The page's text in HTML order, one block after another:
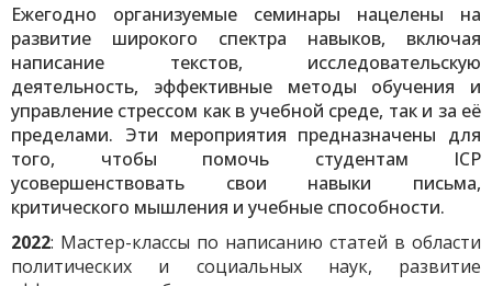
Ежегодно организуемые семинары нацелены на
развитие широкого спектра навыков, включая
написание текстов, исследовательскую
деятельность, эффективные методы обучения и
управление стрессом как в учебной среде, так и за её
пределами. Эти мероприятия предназначены для
того, чтобы помочь студентам ICP
усовершенствовать свои навыки письма,
критического мышления и учебные способности.
2022: Мастер-классы по написанию статей в области
политических и социальных наук, развитие